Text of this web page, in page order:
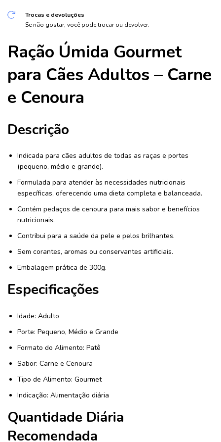
Trocas e devoluções
Se não gostar, você pode trocar ou devolver.
Ração Úmida Gourmet
para Cães Adultos – Carne
e Cenoura
Descrição
Indicada para cães adultos de todas as raças e portes
(pequeno, médio e grande).
Formulada para atender às necessidades nutricionais
específicas, oferecendo uma dieta completa e balanceada.
Contém pedaços de cenoura para mais sabor e benefícios
nutricionais.
Contribui para a saúde da pele e pelos brilhantes.
Sem corantes, aromas ou conservantes artificiais.
Embalagem prática de 300g.
Especificações
Idade: Adulto
Porte: Pequeno, Médio e Grande
Formato do Alimento: Patê
Sabor: Carne e Cenoura
Tipo de Alimento: Gourmet
Indicação: Alimentação diária
Quantidade Diária
Recomendada